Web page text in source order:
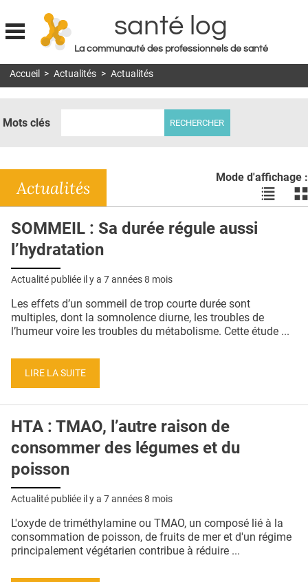
Jump to navigation
santé log
La communauté des professionnels de santé
MON COMPTE
DOSSIERS
RÉSEAUX
E-REVUE SAD
THÉMA
QUI SOMMES-NOUS ?
CONDITIONS GÉNÉRALES
CRÉDITS
Accueil > Actualités > Actualités
Mots clés
Mode d'affichage :
Voir
les
les
Actualités
SOMMEIL : Sa durée régule aussi
l’hydratation
Actualité publiée il y a 7 années 8 mois
Les effets d’un sommeil de trop courte durée sont
multiples, dont la somnolence diurne, les troubles de
l’humeur voire les troubles du métabolisme. Cette étude ...
LIRE LA SUITE
HTA : TMAO, l’autre raison de
consommer des légumes et du
poisson
Actualité publiée il y a 7 années 8 mois
L'oxyde de triméthylamine ou TMAO, un composé lié à la
consommation de poisson, de fruits de mer et d'un régime
principalement végétarien contribue à réduire ...